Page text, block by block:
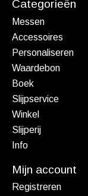
Categorieën
Messen
Accessoires
Personaliseren
Waardebon
Boek
Slijpservice
Winkel
Slijperij
Info
Mijn account
Registreren